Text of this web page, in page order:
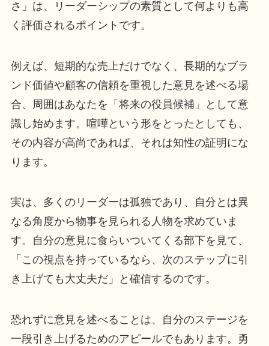
さ」は、リーダーシップの素質として何よりも高
く評価されるポイントです。
例えば、短期的な売上だけでなく、長期的なブラ
ンド価値や顧客の信頼を重視した意見を述べる場
合、周囲はあなたを「将来の役員候補」として意
識し始めます。喧嘩という形をとったとしても、
その内容が高尚であれば、それは知性の証明にな
ります。
実は、多くのリーダーは孤独であり、自分とは異
なる角度から物事を見られる人物を求めていま
す。自分の意見に食らいついてくる部下を見て、
「この視点を持っているなら、次のステップに引
き上げても大丈夫だ」と確信するのです。
恐れずに意見を述べることは、自分のステージを
一段引き上げるためのアピールでもあります。勇